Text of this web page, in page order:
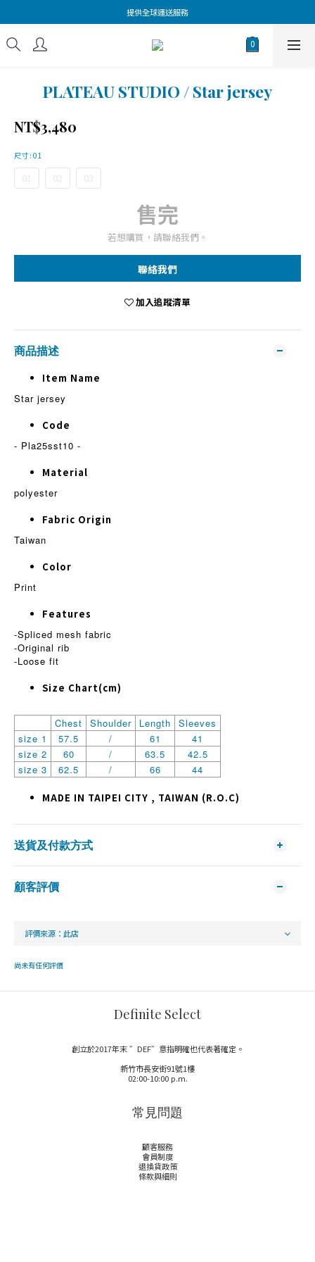
提供全球運送服務
PLATEAU STUDIO / Star jersey
NT$3,480
尺寸: 01
01 02 03
售完
若想購買，請聯絡我們。
聯絡我們
加入追蹤清單
商品描述
Item Name
Star jersey
Code
- Pla25sst10 -
Material
polyester
Fabric Origin
Taiwan
Color
Print
Features
-Spliced mesh fabric
-Original rib
-Loose fit
Size Chart(cm)
Chest Shoulder Length
Sleeves
size 1
57.5 / 61
41
size 2
60 / 63.5
42.5
size 3
62.5 / 66 44
MADE IN TAIPEI CITY , TAIWAN (R.O.C)
送貨及付款方式
顧客評價
尚未有任何評價
Definite Select
創立於2017年末 ”DEF”意指明確也代表著確定。
新竹市長安街91號1樓
02:00-10:00 p.m.
常見問題
顧客服務
會員制度
退換貨政策
條款與細則